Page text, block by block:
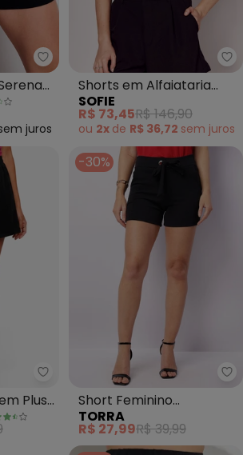
Meu Jeans - Short Moletinho
juros
Shorts em Alfaiataria
Comfy (Preto)
SOFIE
R$ 73,45R$ 146,90
ou 2x de R$ 36,72 sem juros
Infinita Cor - Shorts Feminino
Plush
-30%
Short Feminino
Texturizado (Preto)
TORRA
R$ 27,99R$ 39,99